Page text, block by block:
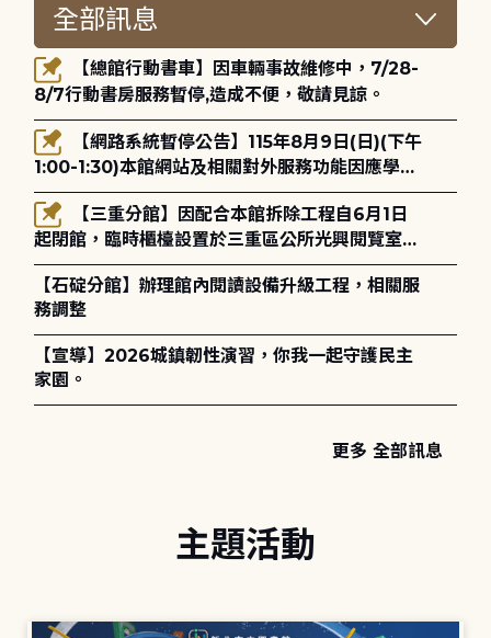
8/7行動書房服務暫停,造成不便，敬請見諒。
1:00-1:30)本館網站及相關對外服務功能因應學術
網路升級更新將暫停服務。
起閉館，臨時櫃檯設置於三重區公所光興閱覽室，
造成不便，敬請見諒。
【石碇分館】辦理館內閱讀設備升級工程，相關服
務調整
【宣導】2026城鎮韌性演習，你我一起守護民主
家園。
更多 全部訊息
主題活動